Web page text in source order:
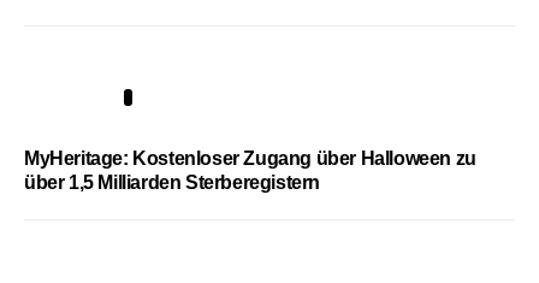
MyHeritage: Kostenloser Zugang über Halloween zu
über 1,5 Milliarden Sterberegistern